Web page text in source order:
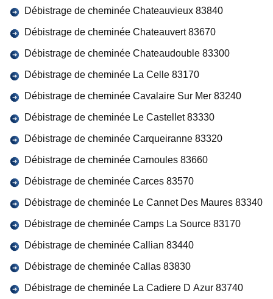
Débistrage de cheminée Chateauvieux 83840
Débistrage de cheminée Chateauvert 83670
Débistrage de cheminée Chateaudouble 83300
Débistrage de cheminée La Celle 83170
Débistrage de cheminée Cavalaire Sur Mer 83240
Débistrage de cheminée Le Castellet 83330
Débistrage de cheminée Carqueiranne 83320
Débistrage de cheminée Carnoules 83660
Débistrage de cheminée Carces 83570
Débistrage de cheminée Le Cannet Des Maures 83340
Débistrage de cheminée Camps La Source 83170
Débistrage de cheminée Callian 83440
Débistrage de cheminée Callas 83830
Débistrage de cheminée La Cadiere D Azur 83740